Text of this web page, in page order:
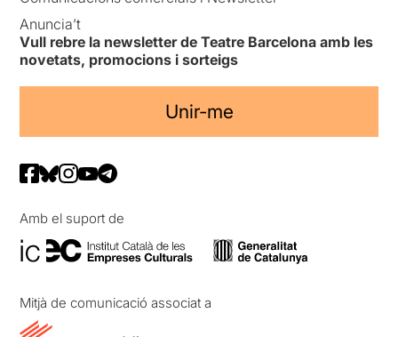
Anuncia’t
Vull rebre la newsletter de Teatre Barcelona amb les
novetats, promocions i sorteigs
Unir-me
Amb el suport de
Mitjà de comunicació associat a